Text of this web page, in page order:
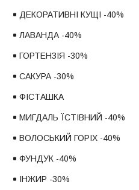
ДЕКОРАТИВНІ КУЩІ -40%
ЛАВАНДА -40%
ГОРТЕНЗІЯ -30%
САКУРА -30%
ФІСТАШКА
МИГДАЛЬ ЇСТІВНИЙ -40%
ВОЛОСЬКИЙ ГОРІХ -40%
ФУНДУК -40%
ІНЖИР -30%